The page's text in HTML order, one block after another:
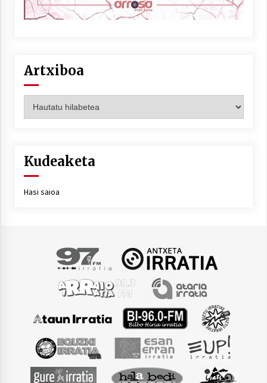
Artxiboa
Kudeaketa
Hasi saioa